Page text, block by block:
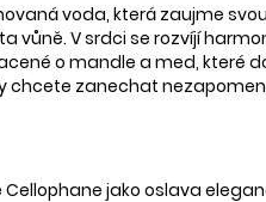
voda, která zaujme
vůně. V srdci se rozvíjí
o mandle a med, které
chcete zanechat
jako oslava